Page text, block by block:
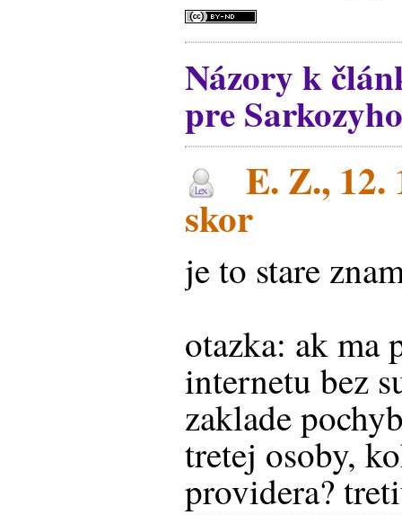
Názory k
pre
E. Z., 12.
skor
je to stare
otazka: ak ma
internetu bez
zaklade
tretej osoby,
providera?